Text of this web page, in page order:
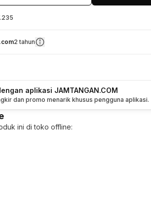
2 tahun
aplikasi JAMTANGAN.COM
dan promo menarik khusus pengguna aplikasi.
ini di toko offline: